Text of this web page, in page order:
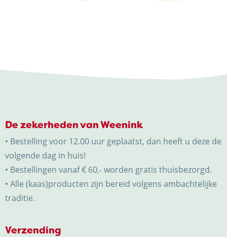
De zekerheden van Weenink
• Bestelling voor 12.00 uur geplaatst, dan heeft u deze de
volgende dag in huis!
• Bestellingen vanaf € 60,- worden gratis thuisbezorgd.
• Alle (kaas)producten zijn bereid volgens ambachtelijke
traditie.
Verzending